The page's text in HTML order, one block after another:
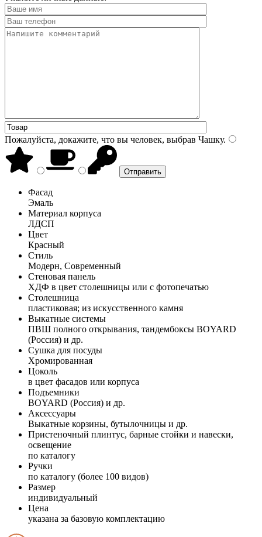
Пожалуйста, докажите, что вы человек, выбрав Чашку.
Фасад
Эмаль
Материал корпуса
ЛДСП
Цвет
Красный
Стиль
Модерн, Современный
Стеновая панель
ХДФ в цвет столешницы или с фотопечатью
Столешница
пластиковая; из искусственного камня
Выкатные системы
ПВШ полного открывания, тандембоксы BOYARD
(Россия) и др.
Сушка для посуды
Хромированная
Цоколь
в цвет фасадов или корпуса
Подъемники
BOYARD (Россия) и др.
Аксессуары
Выкатные корзины, бутылочницы и др.
Пристеночный плинтус, барные стойки и навески,
освещение
по каталогу
Ручки
по каталогу (более 100 видов)
Размер
индивидуальный
Цена
указана за базовую комплектацию